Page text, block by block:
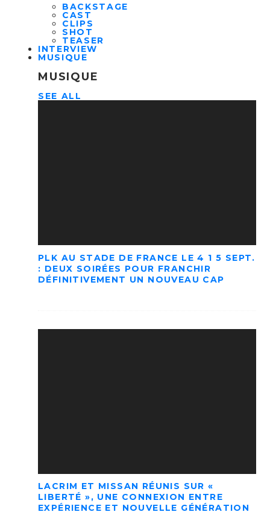
BACKSTAGE
CAST
CLIPS
SHOT
TEASER
INTERVIEW
MUSIQUE
MUSIQUE
SEE ALL
PLK AU STADE DE FRANCE LE 4 1 5 SEPT.
: DEUX SOIRÉES POUR FRANCHIR
DÉFINITIVEMENT UN NOUVEAU CAP
LACRIM ET MISSAN RÉUNIS SUR «
LIBERTÉ », UNE CONNEXION ENTRE
EXPÉRIENCE ET NOUVELLE GÉNÉRATION